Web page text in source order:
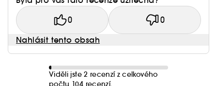
0 0
Nahlásit tento obsah
Viděli jste 2 recenzí z celkového
počtu 104 recenzí.